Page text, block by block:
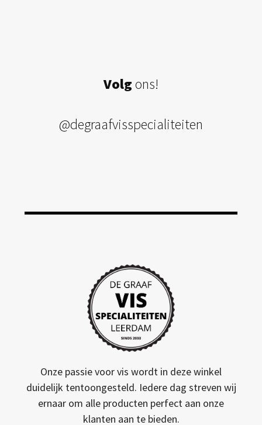
Volg ons!
@degraafvisspecialiteiten
Onze passie voor vis wordt in deze winkel
duidelijk tentoongesteld. Iedere dag streven wij
ernaar om alle producten perfect aan onze
klanten aan te bieden.